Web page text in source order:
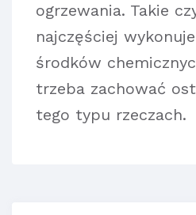
ogrzewania. Takie
najczęściej
środków
trzeba zachować
tego typu rzeczach.